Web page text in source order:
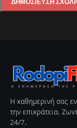
Η καθημερινή σας
την επικράτεια.
24/7.